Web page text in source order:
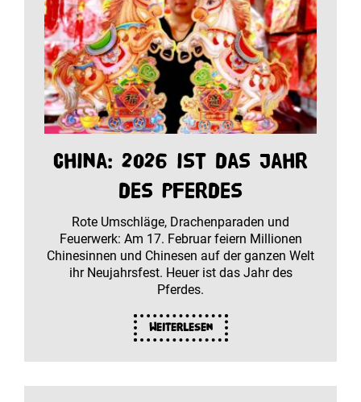
China: 2026 ist das Jahr
des Pferdes
Rote Umschläge, Drachenparaden und
Feuerwerk: Am 17. Februar feiern Millionen
Chinesinnen und Chinesen auf der ganzen Welt
ihr Neujahrsfest. Heuer ist das Jahr des
Pferdes.
Weiterlesen